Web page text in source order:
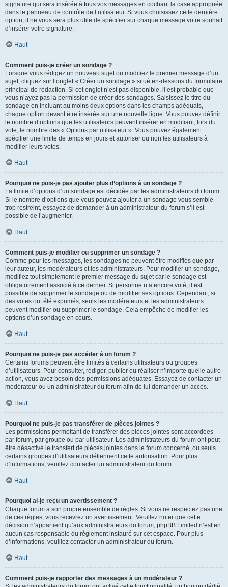
signature qui sera insérée à tous vos messages en cochant la case appropriée
dans le panneau de contrôle de l’utilisateur. Si vous choisissez cette dernière
option, il ne vous sera plus utile de spécifier sur chaque message votre souhait
d’insérer votre signature.
Haut
Comment puis-je créer un sondage ?
Lorsque vous rédigez un nouveau sujet ou modifiez le premier message d’un
sujet, cliquez sur l’onglet « Créer un sondage » situé en-dessous du formulaire
principal de rédaction. Si cet onglet n’est pas disponible, il est probable que
vous n’ayez pas la permission de créer des sondages. Saisissez le titre du
sondage en incluant au moins deux options dans les champs adéquats,
chaque option devant être insérée sur une nouvelle ligne. Vous pouvez définir
le nombre d’options que les utilisateurs peuvent insérer en modifiant, lors du
vote, le nombre des « Options par utilisateur ». Vous pouvez également
spécifier une limite de temps en jours et autoriser ou non les utilisateurs à
modifier leurs votes.
Haut
Pourquoi ne puis-je pas ajouter plus d’options à un sondage ?
La limite d’options d’un sondage est décidée par les administrateurs du forum.
Si le nombre d’options que vous pouvez ajouter à un sondage vous semble
trop restreint, essayez de demander à un administrateur du forum s’il est
possible de l’augmenter.
Haut
Comment puis-je modifier ou supprimer un sondage ?
Comme pour les messages, les sondages ne peuvent être modifiés que par
leur auteur, les modérateurs et les administrateurs. Pour modifier un sondage,
modifiez tout simplement le premier message du sujet car le sondage est
obligatoirement associé à ce dernier. Si personne n’a encore voté, il est
possible de supprimer le sondage ou de modifier ses options. Cependant, si
des votes ont été exprimés, seuls les modérateurs et les administrateurs
peuvent modifier ou supprimer le sondage. Cela empêche de modifier les
options d’un sondage en cours.
Haut
Pourquoi ne puis-je pas accéder à un forum ?
Certains forums peuvent être limités à certains utilisateurs ou groupes
d’utilisateurs. Pour consulter, rédiger, publier ou réaliser n’importe quelle autre
action, vous avez besoin des permissions adéquates. Essayez de contacter un
modérateur ou un administrateur du forum afin de lui demander un accès.
Haut
Pourquoi ne puis-je pas transférer de pièces jointes ?
Les permissions permettant de transférer des pièces jointes sont accordées
par forum, par groupe ou par utilisateur. Les administrateurs du forum ont peut-
être désactivé le transfert de pièces jointes dans le forum concerné, ou seuls
certains groupes d’utilisateurs détiennent cette autorisation. Pour plus
d’informations, veuillez contacter un administrateur du forum.
Haut
Pourquoi ai-je reçu un avertissement ?
Chaque forum a son propre ensemble de règles. Si vous ne respectez pas une
de ces règles, vous recevrez un avertissement. Veuillez noter que cette
décision n’appartient qu’aux administrateurs du forum, phpBB Limited n’est en
aucun cas responsable du règlement instauré sur cet espace. Pour plus
d’informations, veuillez contacter un administrateur du forum.
Haut
Comment puis-je rapporter des messages à un modérateur ?